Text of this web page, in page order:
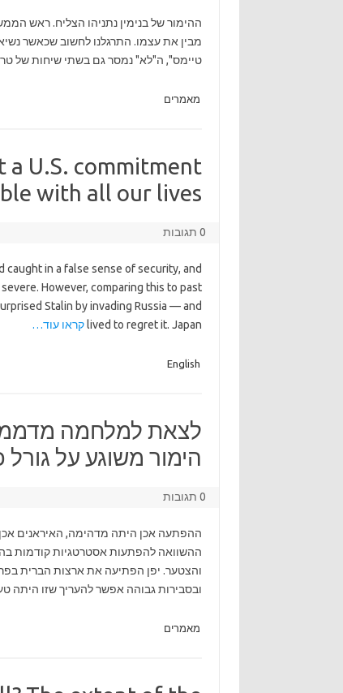
ההימור של בנימין נתניהו הצליח. ראש
מבין את עצמו. התרגלנו לחשוב שכאשר
טיימס", ה"לא" נמסר גם בשתי שיחות של טראמפ עם
מאמרים
U.S. commitment
with all our lives.
0 תגובות
in a false sense of security, and
However, comparing this to past
Stalin by invading Russia — and
lived to regret it. Japan קראו עוד…
English
לצאת למלחמה
הימור משוגע על גורל
0 תגובות
ההפתעה אכן היתה מדהימה, האיראנים
ההשוואה להפתעות אסטרטגיות קודמות
ובסבירות גבוהה אפשר להעריך שזו היתה
מאמרים